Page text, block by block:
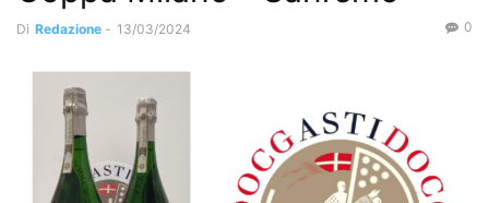
Di Redazione - 13/03/2024 0